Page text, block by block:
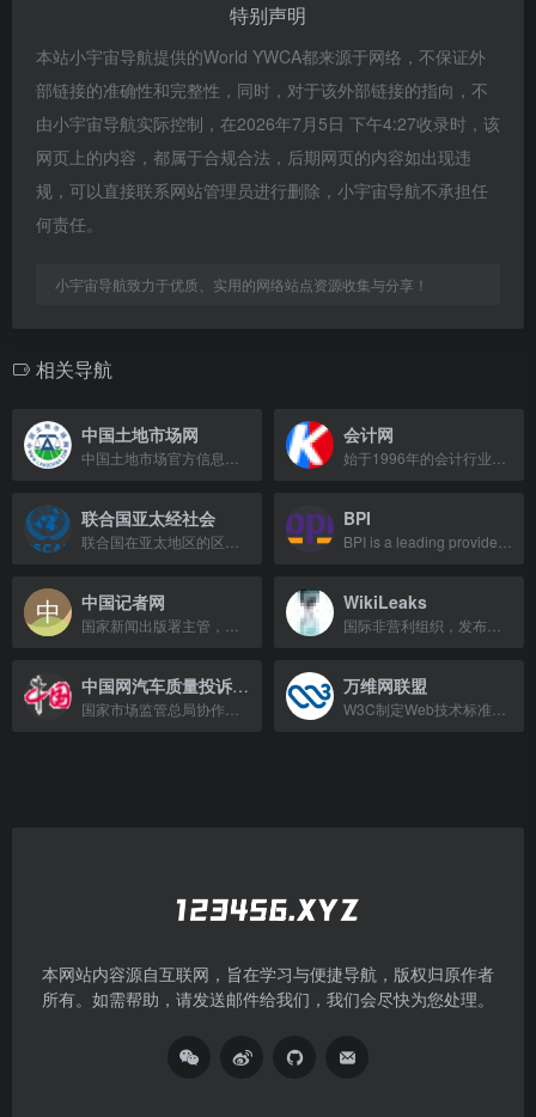
特别声明
本站小宇宙导航提供的World YWCA都来源于网络，不保证外
部链接的准确性和完整性，同时，对于该外部链接的指向，不
由小宇宙导航实际控制，在2026年7月5日 下午4:27收录时，该
网页上的内容，都属于合规合法，后期网页的内容如出现违
规，可以直接联系网站管理员进行删除，小宇宙导航不承担任
何责任。
小宇宙导航致力于优质、实用的网络站点资源收集与分享！
相关导航
中国土地市场网 会计网
联合国亚太经社会 BPI
中国记者网 WikiLeaks
中国网汽车质量投诉平台 万维网联盟
本网站内容源自互联网，旨在学习与便捷导航，版权归原作者
所有。如需帮助，请发送邮件给我们，我们会尽快为您处理。